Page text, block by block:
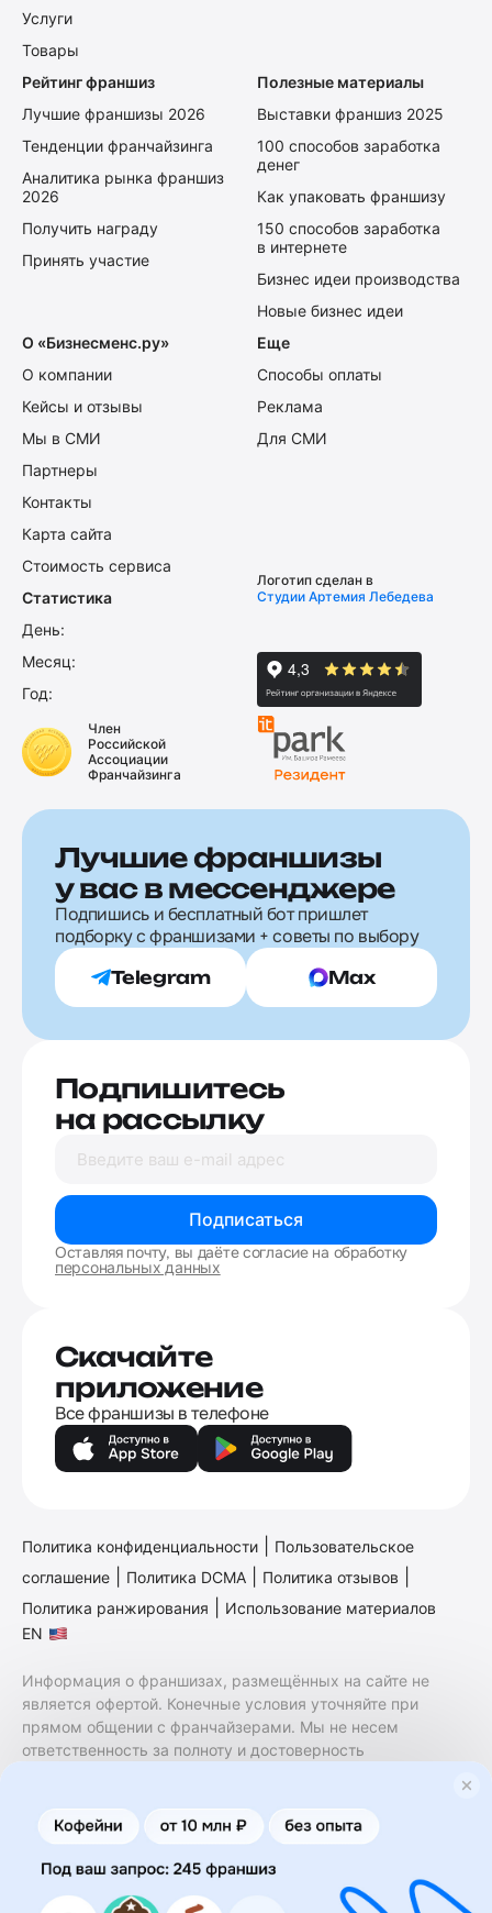
Услуги
Товары
Рейтинг франшиз
Лучшие франшизы 2026
Тенденции франчайзинга
Аналитика рынка франшиз
2026
Получить награду
Принять участие
Полезные материалы
Выставки франшиз 2025
100 способов заработка
денег
Как упаковать франшизу
150 способов заработка
в интернете
Бизнес идеи производства
Новые бизнес идеи
О «Бизнесменс.ру»
О компании
Кейсы и отзывы
Мы в СМИ
Партнеры
Контакты
Карта сайта
Стоимость сервиса
Еще
Способы оплаты
Реклама
Для СМИ
Статистика
День:
Месяц:
Год:
Логотип сделан в
Студии Артемия Лебедева
Член
Российской
Ассоциации
Франчайзинга
Лучшие франшизы
у вас в мессенджере
Подпишись и бесплатный бот пришлет
подборку с франшизами + советы по выбору
Telegram Max
Подпишитесь
на рассылку
Подписаться
Оставляя почту, вы даёте согласие на обработку
персональных данных
Скачайте
приложение
Все франшизы в телефоне
Политика конфиденциальности
Пользовательское
соглашение
Политика DCMA Политика отзывов
Политика ранжирования
Использование материалов
EN
Информация о франшизах, размещённых на сайте не
является офертой. Конечные условия уточняйте при
прямом общении с франчайзерами. Мы не несем
ответственность за полноту и достоверность
финансовые услуги. Заключение договоров
коммерческой концессии (франчайзинга) осуществляется
правообладателями/их представителями. Бизнесменс.ру
не является посредником или представителем